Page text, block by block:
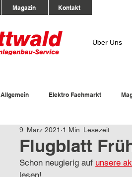
Magazin Kontakt
Über Uns
Allgemein Elektro Fachmarkt
Flugblatt
9. März 2021 1 Min. Lesezeit
Schon neugierig auf unsere
lesen!